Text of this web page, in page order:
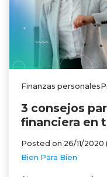
Finanzas
3 consejos
financiera en
Posted on 26/11/2020
Bien Para Bien